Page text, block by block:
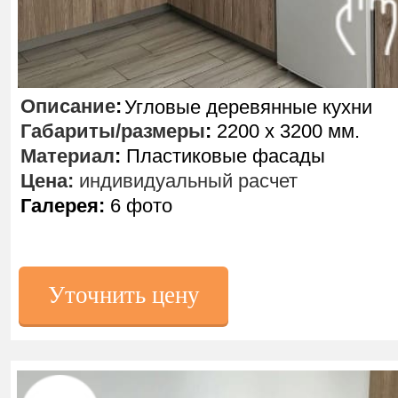
Угловые деревянные кухни
Уточнить цену
Описание:
Габариты/размеры: 2200 х 3200 мм.
Материал: Пластиковые фасады
Цена: индивидуальный расчет
Галерея: 6 фото